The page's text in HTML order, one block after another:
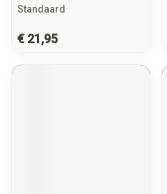
Standaard
€ 21,95